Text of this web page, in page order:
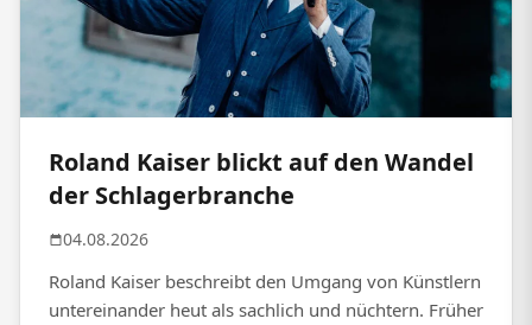
Roland Kaiser blickt auf den Wandel
der Schlagerbranche
04.08.2026
Roland Kaiser beschreibt den Umgang von Künstlern
untereinander heut als sachlich und nüchtern. Früher